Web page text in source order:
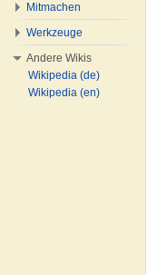
Mitmachen
Werkzeuge
Andere Wikis
Wikipedia (de)
Wikipedia (en)